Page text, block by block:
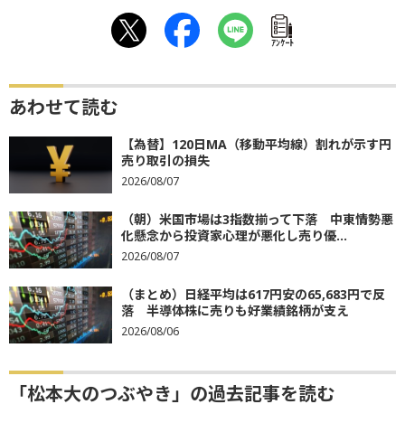
ｱﾝｹｰﾄ
あわせて読む
【為替】120日MA（移動平均線）割れが示す円
売り取引の損失
2026/08/07
（朝）米国市場は3指数揃って下落 中東情勢悪
化懸念から投資家心理が悪化し売り優...
2026/08/07
（まとめ）日経平均は617円安の65,683円で反
落 半導体株に売りも好業績銘柄が支え
2026/08/06
「松本大のつぶやき」の過去記事を読む